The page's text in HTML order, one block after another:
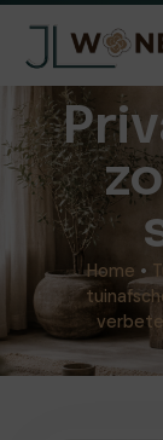
Home •